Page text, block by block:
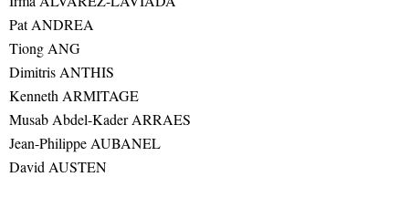
Pat ANDREA
Tiong ANG
Dimitris ANTHIS
Kenneth ARMITAGE
Musab Abdel-Kader ARRAES
Jean-Philippe AUBANEL
David AUSTEN